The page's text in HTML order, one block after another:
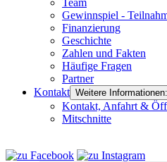
Team
Gewinnspiel -
Finanzierung
Geschichte
Zahlen und Fakten
Häufige Fragen
Partner
Kontakt Weitere
Kontakt, Anfahrt &
Mitschnitte